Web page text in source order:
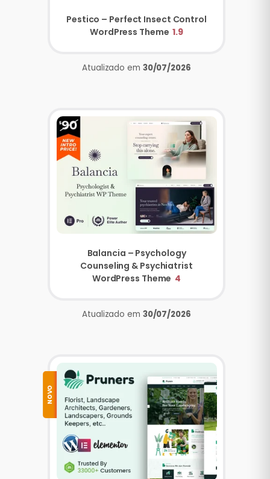
Pestico – Perfect Insect Control
WordPress Theme 1.9
Atualizado em 30/07/2026
Balancia – Psychology
Counseling & Psychiatrist
WordPress Theme 4
Atualizado em 30/07/2026
NOVO